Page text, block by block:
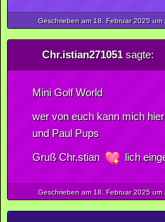
Geschrieben am 18. Februar2025um
Chr.istian271051sagte:
Mini Golf World
wer von euch kann mich
und Paul Pups
Gruß Chr.stian
lich
Geschrieben am 18. Februar2025um